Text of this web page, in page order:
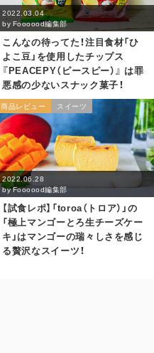
2022.03.04
by Foooood編集部
こんなの待ってた！注目食材「ひ
よこ豆」を使用したチップス
『PEACEPY（ピースピー）』 は罪
悪感の少ないスナック菓子！
商品レビュー スイーツ
2022.06.28
byFoooood編集部
【試食レポ】「toroa（トロア）」の
「極上マンゴーとろ生チーズケー
キ」はマンゴーの瑞々しさを感じ
る贅沢なスイーツ！